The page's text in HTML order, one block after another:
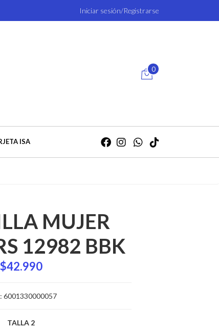
Iniciar sesión/Registrarse
0
ISA
MUJER
12982 BBK
$42.990
6001330000057
TALLA 2